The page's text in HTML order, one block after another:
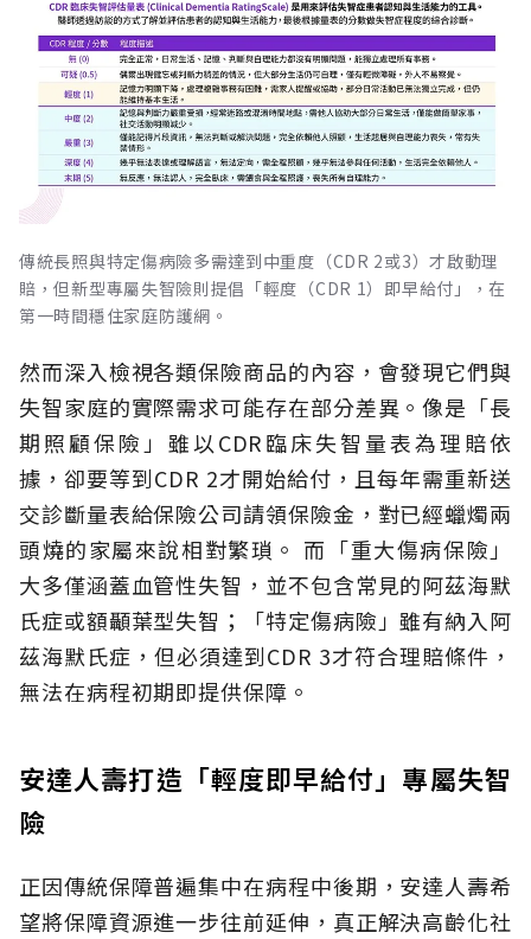
傳統長照與特定傷病險多需達到中重度（CDR 2或3）才啟動理
賠，但新型專屬失智險則提倡「輕度（CDR 1）即早給付」，在
第一時間穩住家庭防護網。
然而深入檢視各類保險商品的內容，會發現它們與
失智家庭的實際需求可能存在部分差異。像是「長
期照顧保險」雖以CDR臨床失智量表為理賠依
據，卻要等到CDR 2才開始給付，且每年需重新送
交診斷量表給保險公司請領保險金，對已經蠟燭兩
頭燒的家屬來說相對繁瑣。 而「重大傷病保險」
大多僅涵蓋血管性失智，並不包含常見的阿茲海默
氏症或額顳葉型失智；「特定傷病險」雖有納入阿
茲海默氏症，但必須達到CDR 3才符合理賠條件，
無法在病程初期即提供保障。
安達人壽打造「輕度即早給付」專屬失智
險
正因傳統保障普遍集中在病程中後期，安達人壽希
望將保障資源進一步往前延伸，真正解決高齡化社